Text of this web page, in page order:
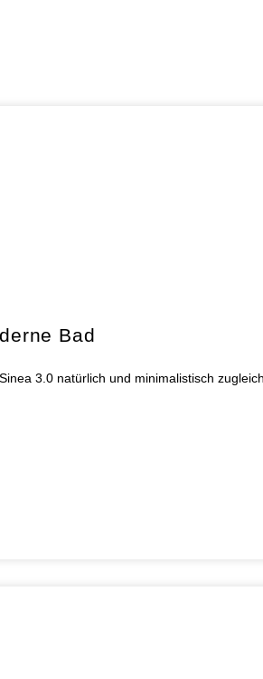
Bad
3.0 natürlich und minimalistisch